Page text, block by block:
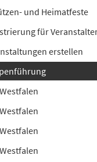
und Heimatfeste
für
erstellen